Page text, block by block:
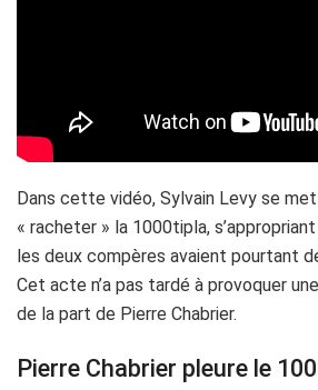
Dans cette vidéo, Sylvain Levy se
« racheter » la 1000tipla,
les deux compères avaient pourtant
Cet acte n’a pas tardé à provoquer
de la part de Pierre Chabrier.
Pierre Chabrier pleure le